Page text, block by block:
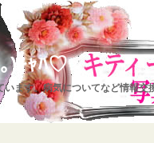
)ｷｬﾊ♡
ます。病気についてなど情報交